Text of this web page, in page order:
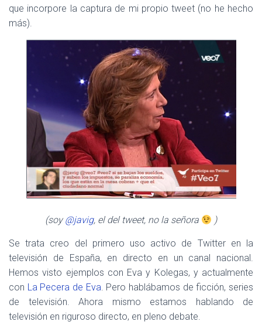
que incorpore la captura de mi propio tweet (no he hecho
más).
(soy@javig, el del tweet, no la señora )
Se trata creo del primero uso activo de Twitter en la
televisión de España, en directo en un canal nacional.
Hemos visto ejemplos con Eva y Kolegas, y actualmente
con La Pecera de Eva. Pero hablábamos de ficción, series
de televisión. Ahora mismo estamos hablando de
televisión en riguroso directo, en pleno debate.